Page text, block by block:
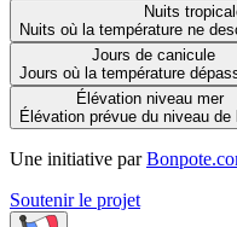
Nuits
Nuits où la température ne
Jours de canicule
Jours où la température
Élévation niveau mer
Élévation prévue du niveau de
Une initiative par
Soutenir le projet